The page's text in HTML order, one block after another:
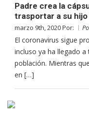
Padre crea la
trasportar a su hijo
marzo 9th, 2020 Por:
El coronavirus sigue
incluso ya ha llegado
población. Mientras
en […]